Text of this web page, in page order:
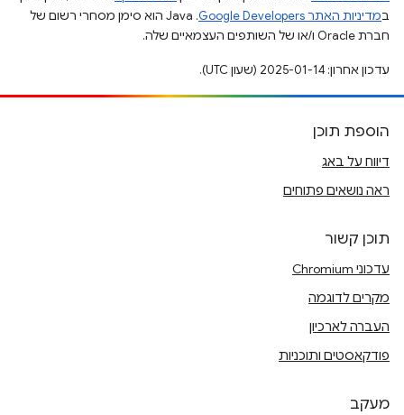
במדיניות האתר Google Developers‏
.‏ Java הוא סימן מסחרי רשום של
חברת Oracle ו/או של השותפים העצמאיים שלה.
עדכון אחרון: 2025-01-14 (שעון UTC).
הוספת תוכן
דיווח על באג
ראה נושאים פתוחים
תוכן קשור
עדכוני Chromium
מקרים לדוגמה
העברה לארכיון
פודקאסטים ותוכניות
מעקב